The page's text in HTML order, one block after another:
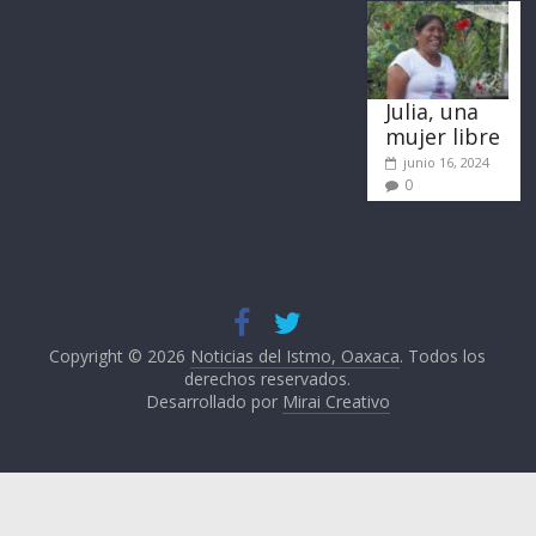
Julia, una
mujer libre
junio 16, 2024
0
Copyright © 2026 Noticias del Istmo, Oaxaca. Todos los
derechos reservados.
Desarrollado por Mirai Creativo